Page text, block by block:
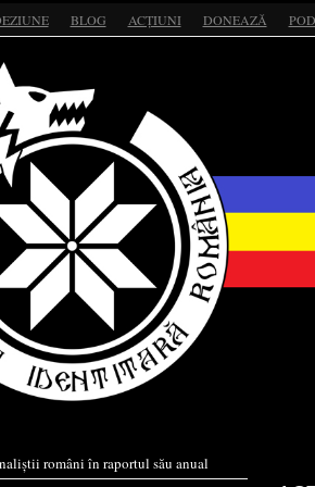
BLOG ACȚIUNI DONEAZĂ
români în raportul său anual